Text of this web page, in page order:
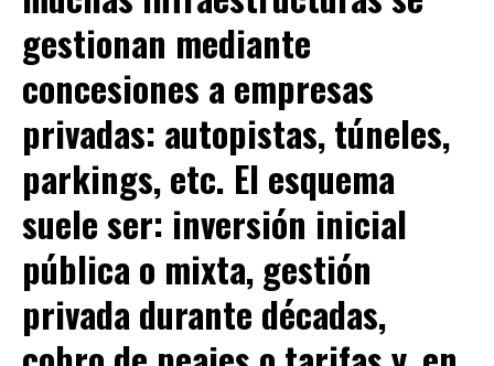
gestionan mediante
concesiones a empresas
privadas: autopistas, túneles,
parkings, etc. El esquema
suele ser: inversión inicial
pública o mixta, gestión
privada durante décadas,